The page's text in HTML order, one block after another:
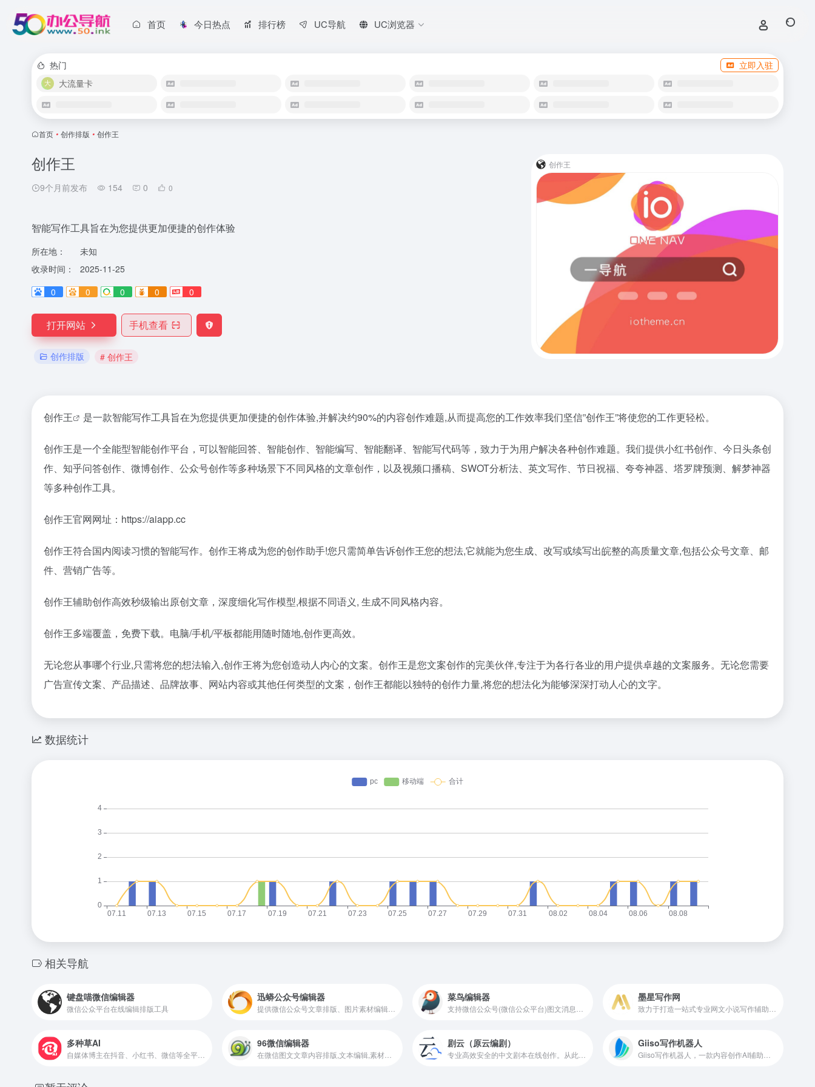
首页 今日热点 排行榜 UC导航 UC浏览器
热门
立即入驻
大流量卡
首页 • 创作排版 • 创作王
创作王
9个月前发布 154 0 0
智能写作工具旨在为您提供更加便捷的创作体验
所在地：
未知
收录时间：
2025-11-25
0
0 0 0 0
打开网站 手机查看
创作排版 # 创作王
创作王
创作王 是一款智能写作工具旨在为您提供更加便捷的创作体验,并解决约90%的内容创作难题,从而提高您的工作效率我们坚信”创作王”将使您的工作更轻松。
创作王是一个全能型智能创作平台，可以智能回答、智能创作、智能编写、智能翻译、智能写代码等，致力于为用户解决各种创作难题。我们提供小红书创作、今日头条创
作、知乎问答创作、微博创作、公众号创作等多种场景下不同风格的文章创作，以及视频口播稿、SWOT分析法、英文写作、节日祝福、夸夸神器、塔罗牌预测、解梦神器
等多种创作工具。
创作王官网网址：https://aiapp.cc
创作王符合国内阅读习惯的智能写作。创作王将成为您的创作助手!您只需简单告诉创作王您的想法,它就能为您生成、改写或续写出皖整的高质量文章,包括公众号文章、邮
件、营销广告等。
创作王辅助创作高效秒级输出原创文章，深度细化写作模型,根据不同语义, 生成不同风格内容。
创作王多端覆盖，免费下载。电脑/手机/平板都能用随时随地,创作更高效。
无论您从事哪个行业,只需将您的想法输入,创作王将为您创造动人内心的文案。创作王是您文案创作的完美伙伴,专注于为各行各业的用户提供卓越的文案服务。无论您需要
广告宣传文案、产品描述、品牌故事、网站内容或其他任何类型的文案，创作王都能以独特的创作力量,将您的想法化为能够深深打动人心的文字。
数据统计
相关导航
键盘喵微信编辑器
微信公众平台在线编辑排版工具
迅蟒公众号编辑器 菜鸟编辑器 墨星写作网
多种草AI 96微信编辑器 剧云（原云编剧） Giiso写作机器人